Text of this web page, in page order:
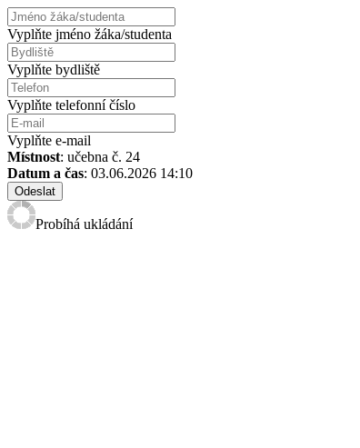
Vyplňte jméno žáka/studenta
Vyplňte bydliště
Vyplňte telefonní číslo
Vyplňte e-mail
Místnost: učebna č. 24
Datum a čas: 03.06.2026 14:10
Odeslat
Probíhá ukládání